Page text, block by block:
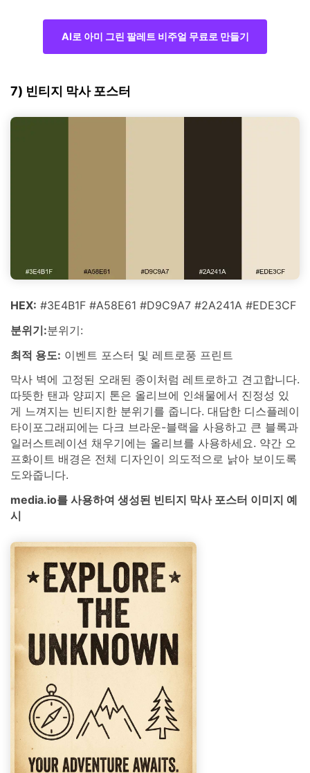
AI로 아미 그린 팔레트 비주얼 무료로 만들기
7) 빈티지 막사 포스터
HEX: #3E4B1F #A58E61 #D9C9A7 #2A241A #EDE3CF
분위기:분위기:
최적 용도: 이벤트 포스터 및 레트로풍 프린트
막사 벽에 고정된 오래된 종이처럼 레트로하고 견고합니다.
따뜻한 탠과 양피지 톤은 올리브에 인쇄물에서 진정성 있
게 느껴지는 빈티지한 분위기를 줍니다. 대담한 디스플레이
타이포그래피에는 다크 브라운-블랙을 사용하고 큰 블록과
일러스트레이션 채우기에는 올리브를 사용하세요. 약간 오
프화이트 배경은 전체 디자인이 의도적으로 낡아 보이도록
도와줍니다.
media.io를 사용하여 생성된 빈티지 막사 포스터 이미지 예
시